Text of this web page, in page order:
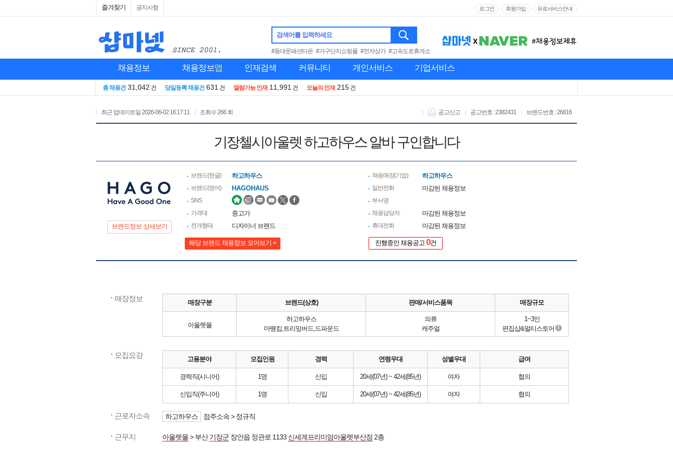
즐겨찾기 공지사항 로그인 회원가입 유료서비스안내
검색어를 입력하세요
#동대문패션타운 #가구단지쇼핑몰 #전자상가 #고속도로휴게소
채용정보 채용정보맵 인재검색 커뮤니티 개인서비스 기업서비스
총 채용건 31,042 건 당일등록 채용건 631 건 열람가능 인재 11,991 건 오늘의 인재 215 건
최근 업데이트일 2026-06-02 16:17:11 조회수266 회 브랜드번호 : 26816
공고번호 : 2382431
공고신고
기장첼시아울렛 하고하우스 알바 구인합니다
브랜드정보 상세보기
브랜드(한글) 하고하우스
브랜드(영어) HAGOHAUS
SNS
가격대
중고가
전개형태 디자이너 브랜드
해당 브랜드 채용정보 모아보기 +
채용매장(기업) 하고하우스
일반전화 마감된 채용정보
부서명
채용담당자
마감된 채용정보
휴대전화 마감된 채용정보
진행중인 채용공고 0건
매장정보 매장구분 브랜드(상호) 판매/서비스품목 매장규모
아울렛몰
하고하우스
마뗑킴,트리밍버드,드파운드
의류
캐주얼
1~3인
편집샵&멀티스토어 !
모집요강 고용분야 모집인원 경력 연령우대 성별우대 급여
경력직(시니어) 1명 신입 20세(07년) ~ 42세(85년) 여자 협의
신입직(주니어) 1명 신입 20세(07년) ~ 42세(85년) 여자 협의
근로자소속 하고하우스 점주소속 > 정규직
근무지 아울렛몰> 부산기장군 장안읍 정관로 1133 신세계프리미엄아울렛부산점 2층